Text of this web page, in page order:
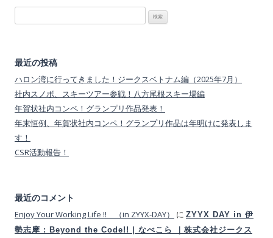
索:
最近の投稿
ハロン湾に行ってきました！ジークスベトナム編（2025年7月）
社内スノボ、スキーツアー参戦！八方尾根スキー場編
年賀状社内コンペ！グランプリ作品発表！
年末恒例、年賀状社内コンペ！グランプリ作品は年明けに発表しま
す！
CSR活動報告！
最近のコメント
Enjoy Your Working Life !! （in ZYYX-DAY） に ZYYX DAY in 伊
勢志摩 : Beyond the Code!! | なべこら ｜株式会社ジークス